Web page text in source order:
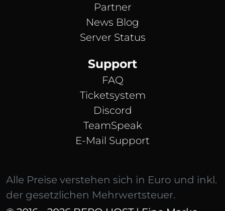
Partner
News Blog
Server Status
Support
FAQ
Ticketsystem
Discord
TeamSpeak
E-Mail Support
Alle Preise verstehen sich in Euro und inkl.
der gesetzlichen Mehrwertsteuer.